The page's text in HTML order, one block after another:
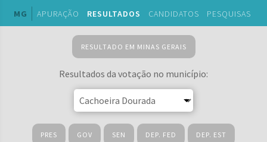
MG APURAÇÃO RESULTADOS CANDIDATOS PESQUISAS
RESULTADO EM MINAS GERAIS
Resultados da votação no município:
PRES GOV SEN DEP. FED DEP. EST